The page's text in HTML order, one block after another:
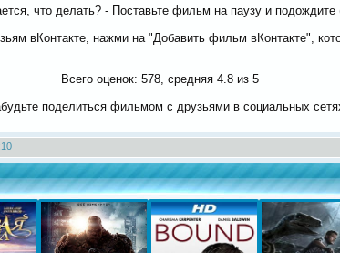
что делать? - Поставьте фильм на паузу и подождите
вКонтакте, нажми на "Добавить фильм вКонтакте",
Всего оценок: 578, средняя 4.8из 5
поделиться фильмом с друзьями в социальных